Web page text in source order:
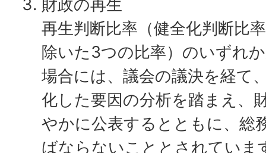
財政の再生
再生判断比率（健全化判断比
除いた3つの比率）のいずれ
場合には、議会の議決を経て
化した要因の分析を踏まえ、
やかに公表するとともに、総
ばならないこととされていま